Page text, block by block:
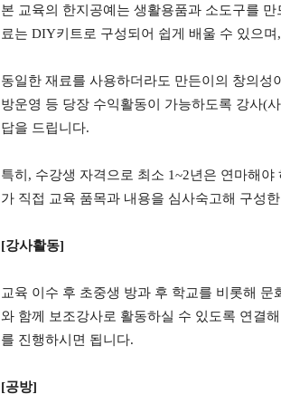
본 교육의 한지공예는 생활용품과 소도구를
료는 DIY키트로 구성되어 쉽게 배울 수 있으
동일한 재료를 사용하더라도 만든이의 창의
방운영 등 당장 수익활동이 가능하도록 강사(
답을 드립니다.
특히, 수강생 자격으로 최소 1~2년은 연마해
가 직접 교육 품목과 내용을 심사숙고해 구성
[강사활동]
교육 이수 후 초중생 방과 후 학교를 비롯해
와 함께 보조강사로 활동하실 수 있도록 연결
를 진행하시면 됩니다.
[공방]